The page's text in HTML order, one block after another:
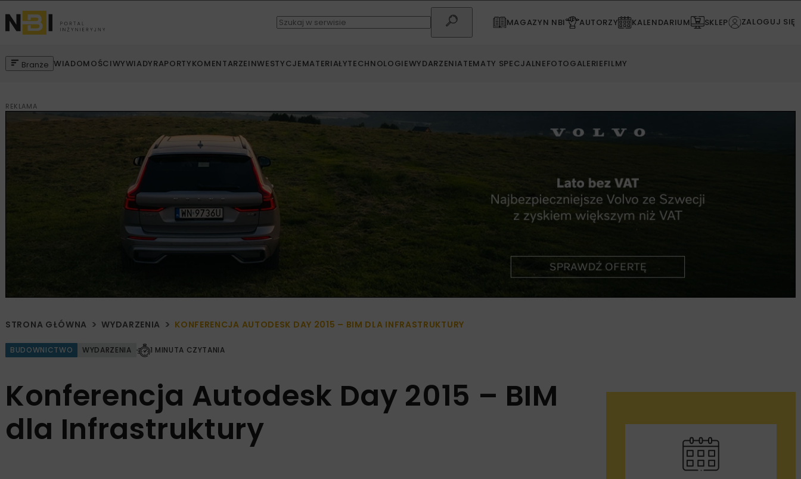
MAGAZYN NBI AUTORZY KALENDARIUM SKLEP ZALOGUJ SIĘ
Branże WIADOMOŚCIWYWIADYRAPORTYKOMENTARZEINWESTYCJEMATERIAŁYTECHNOLOGIEWYDARZENIATEMATY SPECJALNEFOTOGALERIEFILMY
REKLAMA
STRONA GŁÓWNA WYDARZENIA KONFERENCJA AUTODESK DAY 2015 – BIM DLA INFRASTRUKTURY
BUDOWNICTWO WYDARZENIA 1 MINUTA CZYTANIA
Konferencja Autodesk Day 2015 – BIM
dla Infrastruktury